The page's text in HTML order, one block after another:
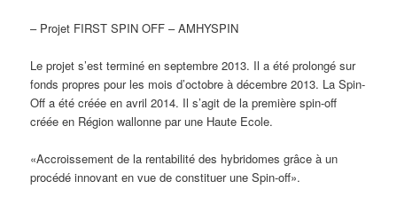
– Projet FIRST SPIN OFF – AMHYSPIN
Le projet s’est terminé en septembre 2013. Il a été prolongé sur
fonds propres pour les mois d’octobre à décembre 2013. La Spin-
Off a été créée en avril 2014. Il s’agit de la première spin-off
créée en Région wallonne par une Haute Ecole.
«Accroissement de la rentabilité des hybridomes grâce à un
procédé innovant en vue de constituer une Spin-off».